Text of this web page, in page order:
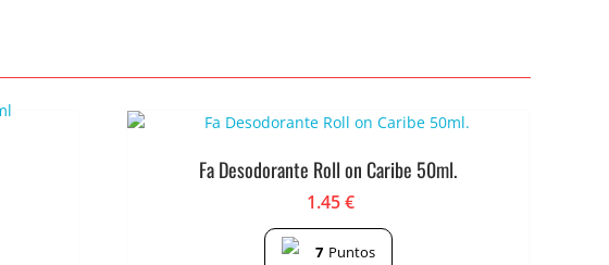
Fa Desodorante Roll on Caribe 50ml.
1.45€
7 Puntos